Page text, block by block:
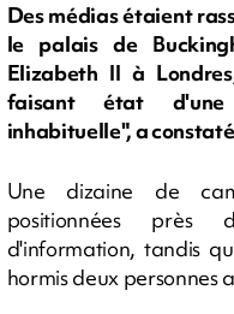
Des médias étaient
le palais de
Elizabeth II à
faisant état d'une
inhabituelle", a
Une dizaine de
positionnées
d'information, tandis
hormis deux personnes